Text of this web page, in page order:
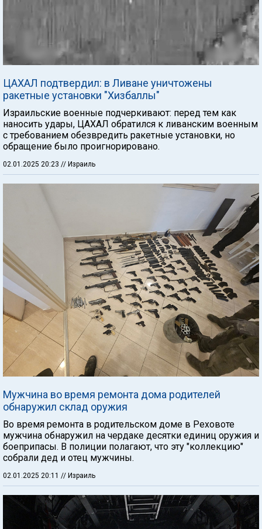
ЦАХАЛ подтвердил: в Ливане уничтожены
ракетные установки "Хизбаллы"
Израильские военные подчеркивают: перед тем как
наносить удары, ЦАХАЛ обратился к ливанским военным
с требованием обезвредить ракетные установки, но
обращение было проигнорировано.
02.01.2025 20:23 // Израиль
Мужчина во время ремонта дома родителей
обнаружил склад оружия
Во время ремонта в родительском доме в Реховоте
мужчина обнаружил на чердаке десятки единиц оружия и
боеприпасы. В полиции полагают, что эту "коллекцию"
собрали дед и отец мужчины.
02.01.2025 20:11 // Израиль